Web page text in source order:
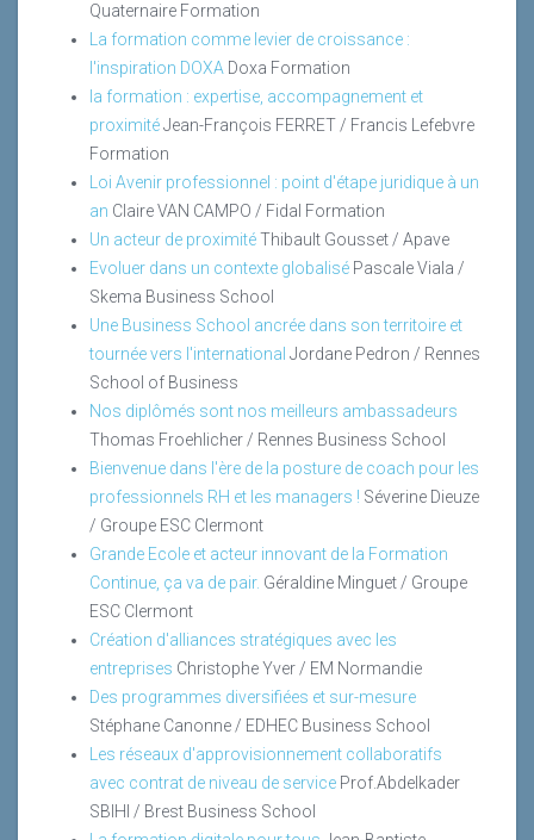
Quaternaire Formation
La formation comme levier de croissance :
l'inspiration DOXA Doxa Formation
la formation : expertise, accompagnement et
proximitéJean-François FERRET / Francis Lefebvre
Formation
Loi Avenir professionnel : point d'étape juridique à un
an Claire VAN CAMPO / Fidal Formation
Un acteur de proximitéThibault Gousset / Apave
Evoluer dans un contexte globalisé Pascale Viala /
Skema Business School
Une Business School ancrée dans son territoire et
tournée vers l'international Jordane Pedron / Rennes
School of Business
Nos diplômés sont nos meilleurs ambassadeurs
Thomas Froehlicher / Rennes Business School
Bienvenue dans l'ère de la posture de coach pour les
professionnels RH et les managers ! Séverine Dieuze
/ Groupe ESC Clermont
Grande Ecole et acteur innovant de la Formation
Continue, ça va de pair. Géraldine Minguet / Groupe
ESC Clermont
Création d'alliances stratégiques avec les
entreprises Christophe Yver / EM Normandie
Des programmes diversifiées et sur-mesure
Stéphane Canonne / EDHEC Business School
Les réseaux d'approvisionnement collaboratifs
avec contrat de niveau de service Prof.Abdelkader
SBIHI / Brest Business School